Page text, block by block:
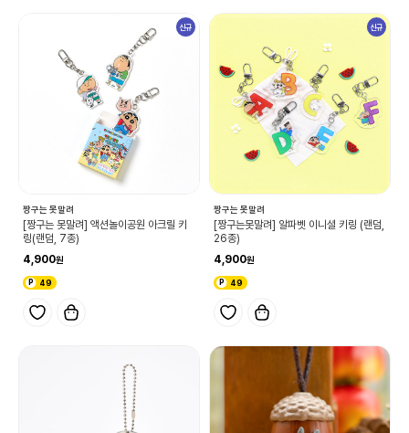
신규
짱구는 못말려
[짱구는 못말려] 액션놀이공원 아크릴 키
링(랜덤, 7종)
4,900
49
신규
짱구는 못말려
[짱구는못말려] 알파벳 이니셜 키링 (랜덤,
26종)
4,900
49